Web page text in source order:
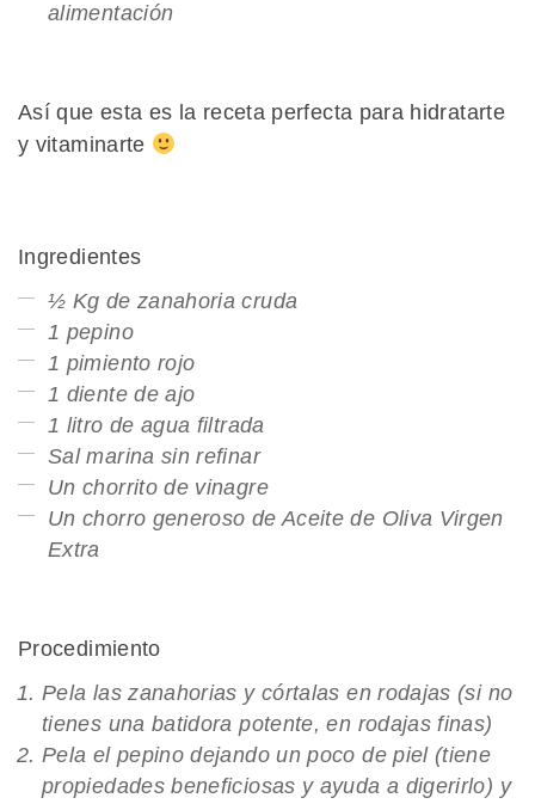
alimentación
Así que esta es la receta perfecta para hidratarte
y vitaminarte
Ingredientes
½ Kg de zanahoria cruda
1 pepino
1 pimiento rojo
1 diente de ajo
1 litro de agua filtrada
Sal marina sin refinar
Un chorrito de vinagre
Un chorro generoso de Aceite de Oliva Virgen
Extra
Procedimiento
Pela las zanahorias y córtalas en rodajas (si no
tienes una batidora potente, en rodajas finas)
Pela el pepino dejando un poco de piel (tiene
propiedades beneficiosas y ayuda a digerirlo) y